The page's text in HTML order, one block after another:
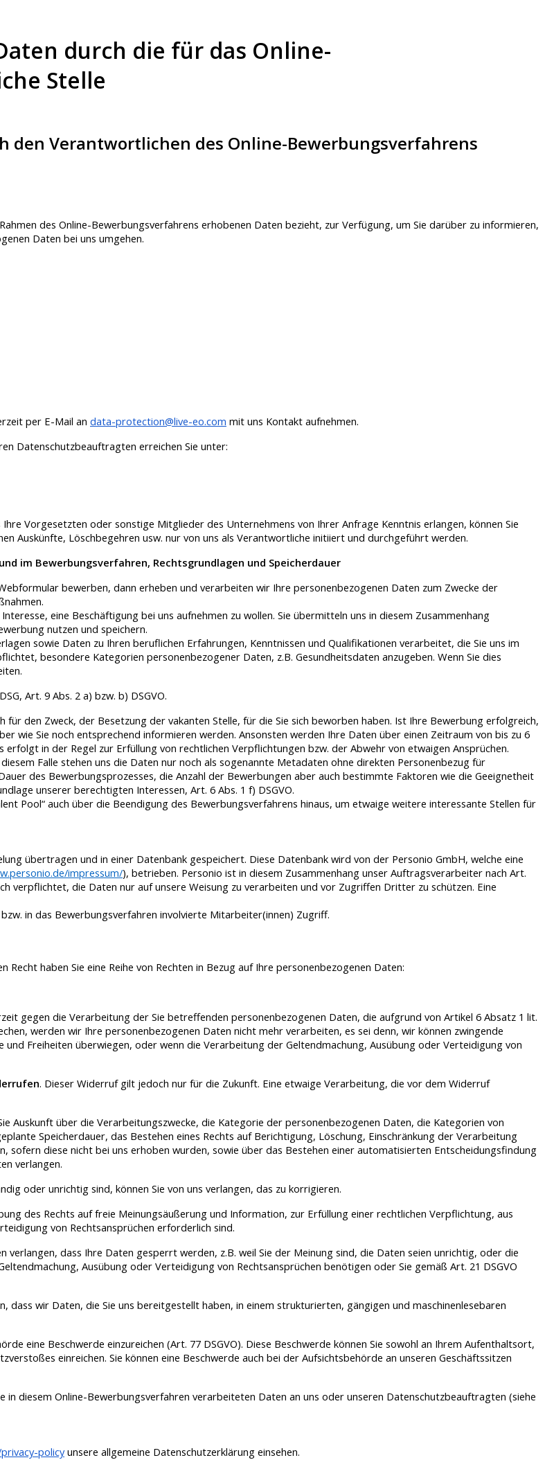
durch die für das Online-
Stelle
den Verantwortlichen des Online-Bewerbungsverfahrens
des Online-Bewerbungsverfahrens erhobenen Daten bezieht, zur Verfügung, um Sie darüber zu informieren,
Daten bei uns umgehen.
per E-Mail an data-protection@live-eo.com mit uns Kontakt aufnehmen.
Datenschutzbeauftragten erreichen Sie unter:
Vorgesetzten oder sonstige Mitglieder des Unternehmens von Ihrer Anfrage Kenntnis erlangen, können Sie
Auskünfte, Löschbegehren usw. nur von uns als Verantwortliche initiiert und durchgeführt werden.
im Bewerbungsverfahren, Rechtsgrundlagen und Speicherdauer
bewerben, dann erheben und verarbeiten wir Ihre personenbezogenen Daten zum Zwecke der
eine Beschäftigung bei uns aufnehmen zu wollen. Sie übermitteln uns in diesem Zusammenhang
nutzen und speichern.
sowie Daten zu Ihren beruflichen Erfahrungen, Kenntnissen und Qualifikationen verarbeitet, die Sie uns im
besondere Kategorien personenbezogener Daten, z.B. Gesundheitsdaten anzugeben. Wenn Sie dies
Art. 9 Abs. 2 a) bzw. b) DSGVO.
den Zweck, der Besetzung der vakanten Stelle, für die Sie sich beworben haben. Ist Ihre Bewerbung erfolgreich,
wie Sie noch entsprechend informieren werden. Ansonsten werden Ihre Daten über einen Zeitraum von bis zu 6
in der Regel zur Erfüllung von rechtlichen Verpflichtungen bzw. der Abwehr von etwaigen Ansprüchen.
Falle stehen uns die Daten nur noch als sogenannte Metadaten ohne direkten Personenbezug für
des Bewerbungsprozesses, die Anzahl der Bewerbungen aber auch bestimmte Faktoren wie die Geeignetheit
unserer berechtigten Interessen, Art. 6 Abs. 1 f) DSGVO.
Pool“ auch über die Beendigung des Bewerbungsverfahrens hinaus, um etwaige weitere interessante Stellen für
übertragen und in einer Datenbank gespeichert. Diese Datenbank wird von der Personio GmbH, welche eine
impressum/), betrieben. Personio ist in diesem Zusammenhang unser Auftragsverarbeiter nach Art.
verpflichtet, die Daten nur auf unsere Weisung zu verarbeiten und vor Zugriffen Dritter zu schützen. Eine
in das Bewerbungsverfahren involvierte Mitarbeiter(innen) Zugriff.
haben Sie eine Reihe von Rechten in Bezug auf Ihre personenbezogenen Daten:
gegen die Verarbeitung der Sie betreffenden personenbezogenen Daten, die aufgrund von Artikel 6 Absatz 1 lit.
werden wir Ihre personenbezogenen Daten nicht mehr verarbeiten, es sei denn, wir können zwingende
Freiheiten überwiegen, oder wenn die Verarbeitung der Geltendmachung, Ausübung oder Verteidigung von
. Dieser Widerruf gilt jedoch nur für die Zukunft. Eine etwaige Verarbeitung, die vor dem Widerruf
Auskunft über die Verarbeitungszwecke, die Kategorie der personenbezogenen Daten, die Kategorien von
Speicherdauer, das Bestehen eines Rechts auf Berichtigung, Löschung, Einschränkung der Verarbeitung
diese nicht bei uns erhoben wurden, sowie über das Bestehen einer automatisierten Entscheidungsfindung
verlangen.
oder unrichtig sind, können Sie von uns verlangen, das zu korrigieren.
des Rechts auf freie Meinungsäußerung und Information, zur Erfüllung einer rechtlichen Verpflichtung, aus
von Rechtsansprüchen erforderlich sind.
verlangen, dass Ihre Daten gesperrt werden, z.B. weil Sie der Meinung sind, die Daten seien unrichtig, oder die
Ausübung oder Verteidigung von Rechtsansprüchen benötigen oder Sie gemäß Art. 21 DSGVO
dass wir Daten, die Sie uns bereitgestellt haben, in einem strukturierten, gängigen und maschinenlesebaren
eine Beschwerde einzureichen (Art. 77 DSGVO). Diese Beschwerde können Sie sowohl an Ihrem Aufenthaltsort,
einreichen. Sie können eine Beschwerde auch bei der Aufsichtsbehörde an unseren Geschäftssitzen
diesem Online-Bewerbungsverfahren verarbeiteten Daten an uns oder unseren Datenschutzbeauftragten (siehe
policyunsere allgemeine Datenschutzerklärung einsehen.